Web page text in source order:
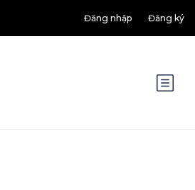
Đăng nhập Đăng ký